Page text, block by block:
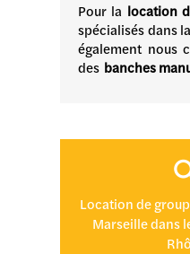
Pour la location
spécialisés dans
également nous
des banches
Location de
Marseille dans